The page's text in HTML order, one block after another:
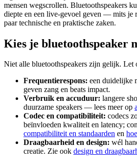
mensen wegscrollen. Bluetoothspeakers
diepte en een live-gevoel geven — mits je
paar technische en praktische zaken.
Kies je bluetoothspeaker
Niet alle bluetoothspeakers zijn gelijk. Let
Frequentierespons: een duidelijke
geven zang en beats impact.
Verbruik en accuduur: langere
duurzame speakers — lees meer op
Codec en compatibiliteit: codecs
beïnvloeden kwaliteit en latency;
compatibiliteit en standaarden en
Draagbaarheid en design: wél
creatie. Zie ook design en